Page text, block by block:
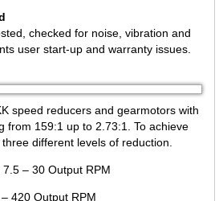
checked for noise, vibration and
user start-up and warranty issues.
speed reducers and gearmotors with
from 159:1 up to 2.73:1. To achieve
different levels of reduction.
– 30 Output RPM
420 Output RPM